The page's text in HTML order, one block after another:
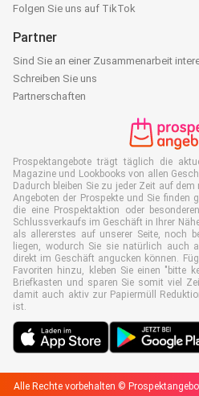
Folgen Sie uns auf TikTok
Partner
Sind Sie an einer Zusammenarbeit
Schreiben Sie uns
Partnerschaften
Prospektangebote trägt täglich die
Magazine und Lookbooks von allen
Dadurch bleiben Sie zu jeder Zeit auf
Angeboten der Prospekte und Sie finden
die eine Prospektaktion oder
Schlussverkaufs im Geschäft in Ihrer
als allererstes auf unserer Seite, noch
liegen, wodurch Sie sie natürlich auch
direkt im Geschäft angucken können.
Favoriten hinzu, kleben Sie einen "bitte
Briefkasten und sparen Sie somit viel
damit auch aktiv zur Papiermüll
ist.
Alle Rechte vorbehalten ©